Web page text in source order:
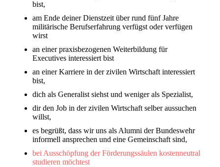
bist,
am Ende deiner Dienstzeit über rund fünf Jahre
militärische Berufserfahrung verfügst oder verfügen
wirst
an einer praxisbezogenen Weiterbildung für
Executives interessiert bist
an einer Karriere in der zivilen Wirtschaft interessiert
bist,
dich als Generalist siehst und weniger als Spezialist,
dir den Job in der zivilen Wirtschaft selber aussuchen
willst,
es begrüßt, dass wir uns als Alumni der Bundeswehr
informell ansprechen und eine Gemeinschaft sind,
bei Ausschöpfung der Förderungssäulen kostenneutral
studieren möchtest